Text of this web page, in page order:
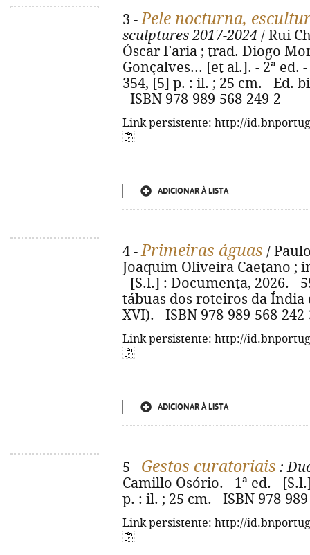
3 -Pele nocturna,
sculptures 2017-2024 / Rui
Óscar Faria ; trad. Diogo
Gonçalves... [et al.]. - 2ª ed.
354, [5] p. : il. ; 25 cm. - Ed.
- ISBN 978-989-568-249-2
Link persistente: http://
ADICIONAR À LISTA
4 -Primeiras águas /
Joaquim Oliveira Caetano ;
- [S.l.] : Documenta, 2026. -
tábuas dos roteiros da Índia
XVI). - ISBN 978-989-568-
Link persistente: http://
ADICIONAR À LISTA
5 - Gestos curatoriais :
Camillo Osório. - 1ª ed. -
p. : il. ; 25 cm. - ISBN 978-
Link persistente: http://